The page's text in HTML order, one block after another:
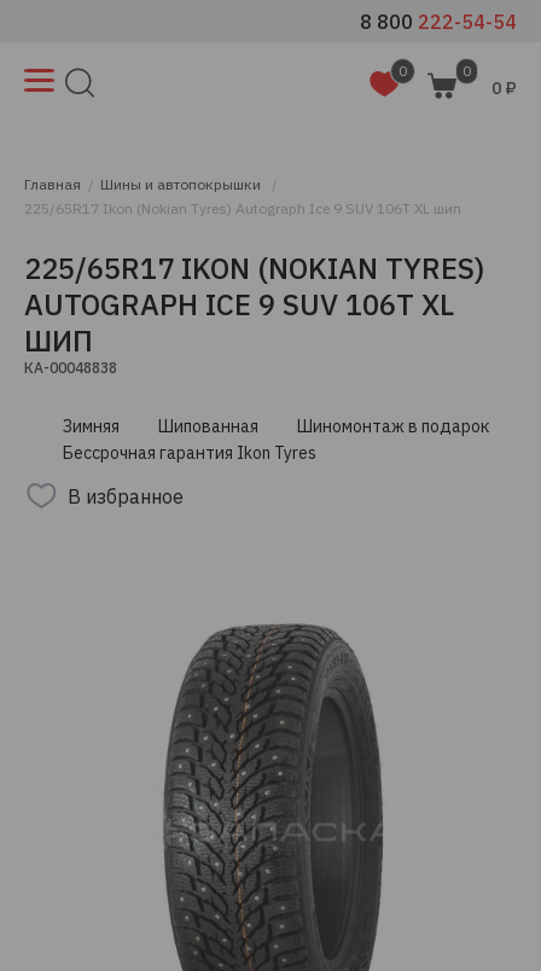
8 800 222-54-54
0 0
0 ₽
Главная
Шины и автопокрышки
225/65R17 Ikon (Nokian Tyres) Autograph Ice 9 SUV 106T XL шип
225/65R17 IKON (NOKIAN TYRES)
AUTOGRAPH ICE 9 SUV 106T XL
ШИП
КА-00048838
Зимняя Шипованная
Шиномонтаж в подарок
Бессрочная гарантия Ikon Tyres
В избранное